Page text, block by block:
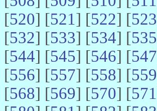
[520] [521] [522] [523
[532] [533] [534] [535
[544] [545] [546] [547
[556] [557] [558] [559
[568] [569] [570] [571